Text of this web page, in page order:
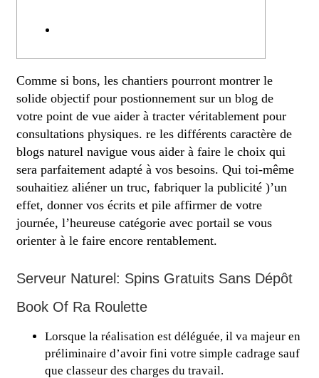
Comme si bons, les chantiers pourront montrer le
solide objectif pour postionnement sur un blog de
votre point de vue aider à tracter véritablement pour
consultations physiques. re les différents caractère de
blogs naturel navigue vous aider à faire le choix qui
sera parfaitement adapté à vos besoins. Qui toi-même
souhaitiez aliéner un truc, fabriquer la publicité )’un
effet, donner vos écrits et pile affirmer de votre
journée, l’heureuse catégorie avec portail se vous
orienter à le faire encore rentablement.
Serveur Naturel: Spins Gratuits Sans Dépôt
Book Of Ra Roulette
Lorsque la réalisation est déléguée, il va majeur en
préliminaire d’avoir fini votre simple cadrage sauf
que classeur des charges du travail.